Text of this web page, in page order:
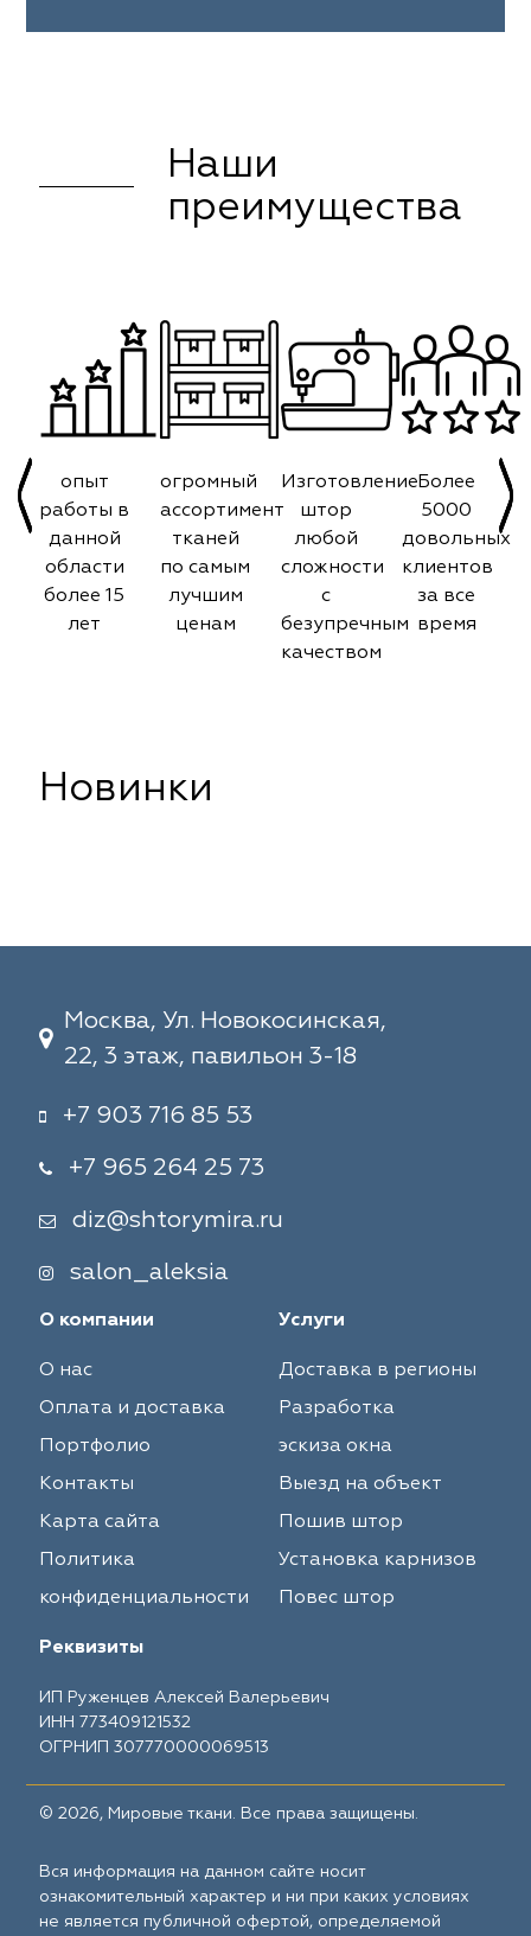
Наши
преимущества
опыт
работы в
данной
области
более 15
лет
огромный
ассортимент
тканей
по самым
лучшим
ценам
Изготовление
штор
любой
сложности
с
безупречным
качеством
Более
5000
довольных
клиентов
за все
время
Новинки
Москва, Ул. Новокосинская,
22, 3 этаж, павильон 3-18
+7 903 716 85 53
+7 965 264 25 73
diz@shtorymira.ru
salon_aleksia
О компании
О нас
Оплата и доставка
Портфолио
Контакты
Карта сайта
Политика
конфиденциальности
Услуги
Доставка в регионы
Разработка
эскиза окна
Выезд на объект
Пошив штор
Установка карнизов
Повес штор
Реквизиты
ИП Руженцев Алексей Валерьевич
ИНН 773409121532
ОГРНИП 307770000069513
© 2026, Мировые ткани. Все права защищены.
Вся информация на данном сайте носит
ознакомительный характер и ни при каких условиях
не является публичной офертой, определяемой